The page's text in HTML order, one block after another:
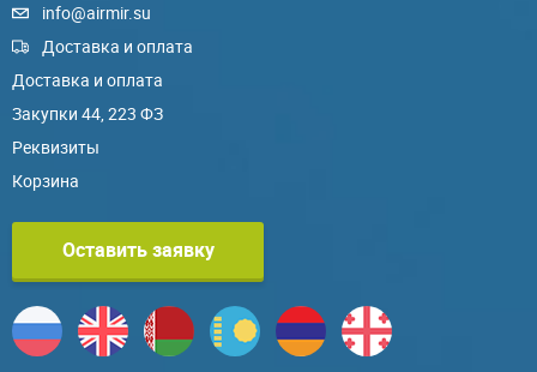
info@airmir.su
Доставка и оплата
Доставка и оплата
Закупки 44, 223 ФЗ
Реквизиты
Корзина
Оставить заявку